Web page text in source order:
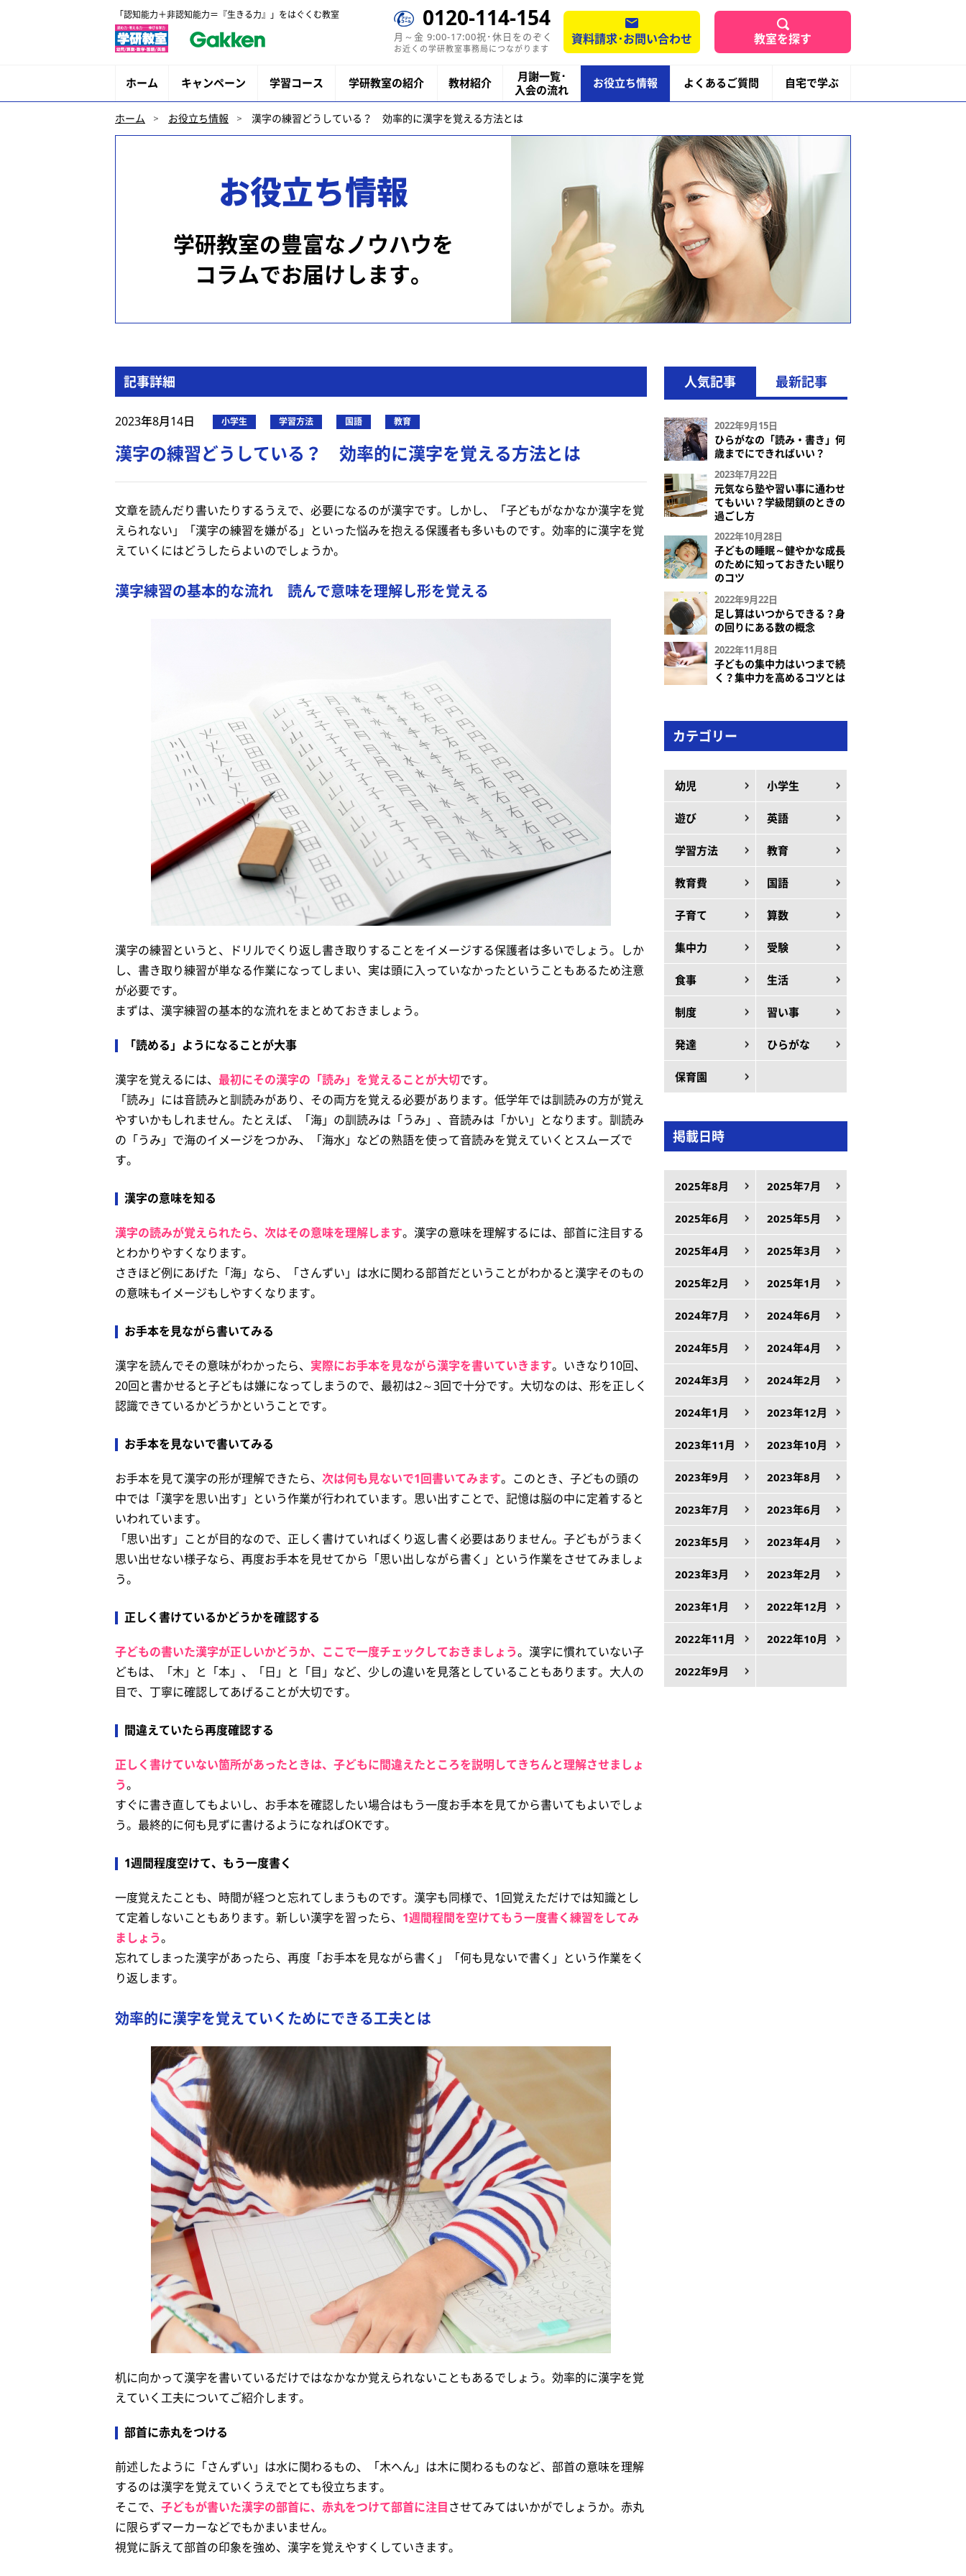
「認知能力＋非認知能力＝『生きる力』」をはぐくむ教室 0120-114-154
月～金 9:00-17:00祝･休日をのぞく
お近くの学研教室事務局につながります
資料請求･お問い合わせ 教室を探す
ホーム キャンペーン 学習コース 学研教室の紹介 教材紹介
月謝一覧･
入会の流れ
お役立ち情報 よくあるご質問 自宅で学ぶ
ホーム お役立ち情報 漢字の練習どうしている？ 効率的に漢字を覚える方法とは
お役立ち情報
学研教室の豊富なノウハウを
コラムでお届けします。
記事詳細
2023年8月14日 小学生 学習方法 国語 教育
漢字の練習どうしている？ 効率的に漢字を覚える方法とは
文章を読んだり書いたりするうえで、必要になるのが漢字です。しかし、「子どもがなかなか漢字を覚
えられない」「漢字の練習を嫌がる」といった悩みを抱える保護者も多いものです。効率的に漢字を覚
えていくにはどうしたらよいのでしょうか。
漢字練習の基本的な流れ 読んで意味を理解し形を覚える
漢字の練習というと、ドリルでくり返し書き取りすることをイメージする保護者は多いでしょう。しか
し、書き取り練習が単なる作業になってしまい、実は頭に入っていなかったということもあるため注意
が必要です。
まずは、漢字練習の基本的な流れをまとめておきましょう。
「読める」ようになることが大事
漢字を覚えるには、 最初にその漢字の「読み」を覚えることが大切です。
「読み」には音読みと訓読みがあり、その両方を覚える必要があります。低学年では訓読みの方が覚え
やすいかもしれません。たとえば、「海」の訓読みは「うみ」、音読みは「かい」となります。訓読み
の「うみ」で海のイメージをつかみ、「海水」などの熟語を使って音読みを覚えていくとスムーズで
す。
漢字の意味を知る
漢字の読みが覚えられたら、次はその意味を理解します。漢字の意味を理解するには、部首に注目する
とわかりやすくなります。
さきほど例にあげた「海」なら、「さんずい」は水に関わる部首だということがわかると漢字そのもの
の意味もイメージもしやすくなります。
お手本を見ながら書いてみる
漢字を読んでその意味がわかったら、 実際にお手本を見ながら漢字を書いていきます。いきなり10回、
20回と書かせると子どもは嫌になってしまうので、最初は2～3回で十分です。大切なのは、形を正しく
認識できているかどうかということです。
お手本を見ないで書いてみる
お手本を見て漢字の形が理解できたら、 次は何も見ないで1回書いてみます。このとき、子どもの頭の
中では「漢字を思い出す」という作業が行われています。思い出すことで、記憶は脳の中に定着すると
いわれています。
「思い出す」ことが目的なので、正しく書けていればくり返し書く必要はありません。子どもがうまく
思い出せない様子なら、再度お手本を見せてから「思い出しながら書く」という作業をさせてみましょ
う。
正しく書けているかどうかを確認する
子どもの書いた漢字が正しいかどうか、ここで一度チェックしておきましょう。漢字に慣れていない子
どもは、「木」と「本」、「日」と「目」など、少しの違いを見落としていることもあります。大人の
目で、丁寧に確認してあげることが大切です。
間違えていたら再度確認する
正しく書けていない箇所があったときは、子どもに間違えたところを説明してきちんと理解させましょ
う。
すぐに書き直してもよいし、お手本を確認したい場合はもう一度お手本を見てから書いてもよいでしょ
う。最終的に何も見ずに書けるようになればOKです。
1週間程度空けて、もう一度書く
一度覚えたことも、時間が経つと忘れてしまうものです。漢字も同様で、1回覚えただけでは知識とし
て定着しないこともあります。新しい漢字を習ったら、 1週間程間を空けてもう一度書く練習をしてみ
ましょう。
忘れてしまった漢字があったら、再度「お手本を見ながら書く」「何も見ないで書く」という作業をく
り返します。
効率的に漢字を覚えていくためにできる工夫とは
机に向かって漢字を書いているだけではなかなか覚えられないこともあるでしょう。効率的に漢字を覚
えていく工夫についてご紹介します。
部首に赤丸をつける
前述したように「さんずい」は水に関わるもの、「木へん」は木に関わるものなど、部首の意味を理解
するのは漢字を覚えていくうえでとても役立ちます。
そこで、 子どもが書いた漢字の部首に、赤丸をつけて部首に注目させてみてはいかがでしょうか。赤丸
に限らずマーカーなどでもかまいません。
視覚に訴えて部首の印象を強め、漢字を覚えやすくしていきます。
人気記事
2022年9月15日
ひらがなの「読み・書き」何
歳までにできればいい？
2023年7月22日
元気なら塾や習い事に通わせ
てもいい？学級閉鎖のときの
過ごし方
2022年10月28日
子どもの睡眠～健やかな成長
のために知っておきたい眠り
のコツ
2022年9月22日
足し算はいつからできる？身
の回りにある数の概念
2022年11月8日
子どもの集中力はいつまで続
く？集中力を高めるコツとは
最新記事
カテゴリー
幼児 小学生
遊び 英語
学習方法 教育
教育費 国語
子育て 算数
集中力 受験
食事 生活
制度 習い事
発達 ひらがな
保育園
掲載日時
2025年8月 2025年7月
2025年6月 2025年5月
2025年4月 2025年3月
2025年2月 2025年1月
2024年7月 2024年6月
2024年5月 2024年4月
2024年3月 2024年2月
2024年1月 2023年12月
2023年11月 2023年10月
2023年9月 2023年8月
2023年7月 2023年6月
2023年5月 2023年4月
2023年3月 2023年2月
2023年1月 2022年12月
2022年11月 2022年10月
2022年9月